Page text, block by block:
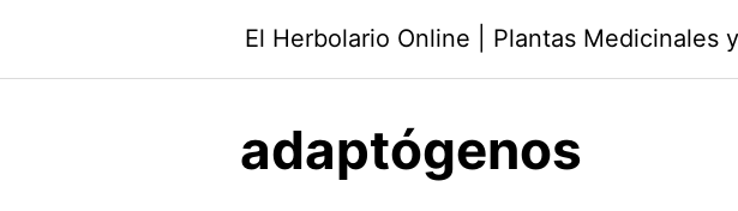
El Herbolario Online | Plantas Medicinales
adaptógenos